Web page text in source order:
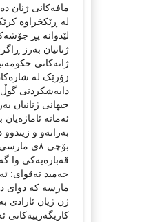
مافەکانی ژنان
لە ڕێکخراوە
لێدوانە پڕ
ژنانیان بەرز
ژانەکانی
زۆرێک لە
دابەشکردنی
جیهانی ژنانیان
بەرانەو و
بۆچی ٨ی
قەبارەیەکی وا
مارسە کە دوای
ژن ژیان ئازادی
کاریگەرییەکانی